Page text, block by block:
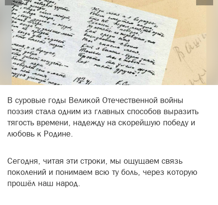
В суровые годы Великой Отечественной войны
поэзия стала одним из главных способов выразить
тягость времени, надежду на скорейшую победу и
любовь к Родине.
Сегодня, читая эти строки, мы ощущаем связь
поколений и понимаем всю ту боль, через которую
прошёл наш народ.